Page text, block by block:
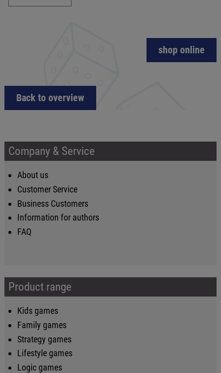
shop online
Back to overview
Company & Service
About us
Customer Service
Business Customers
Information for authors
FAQ
Product range
Kids games
Family games
Strategy games
Lifestyle games
Logic games